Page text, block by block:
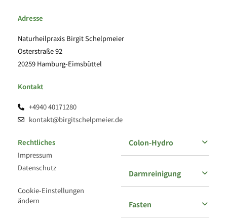
Adresse
Naturheilpraxis Birgit Schelpmeier
Osterstraße 92
20259 Hamburg-Eimsbüttel
Kontakt
 +4940 40171280
 kontakt@birgitschelpmeier.de
Rechtliches
Impressum
Datenschutz
Cookie-Einstellungen
ändern
Colon-Hydro
Darmreinigung
Fasten